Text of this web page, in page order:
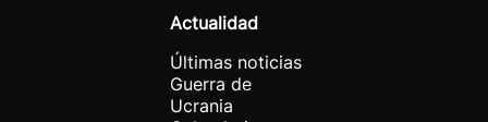
Actualidad
Últimas noticias
Guerra de
Ucrania